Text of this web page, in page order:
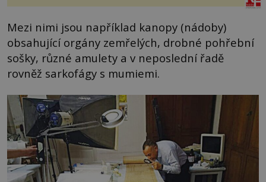
Mezi nimi jsou například kanopy (nádoby)
obsahující orgány zemřelých, drobné pohřební
sošky, různé amulety a v neposlední řadě
rovněž sarkofágy s mumiemi.